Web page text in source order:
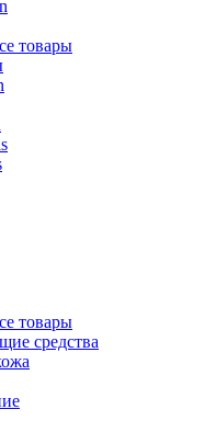
товары
товары
средства